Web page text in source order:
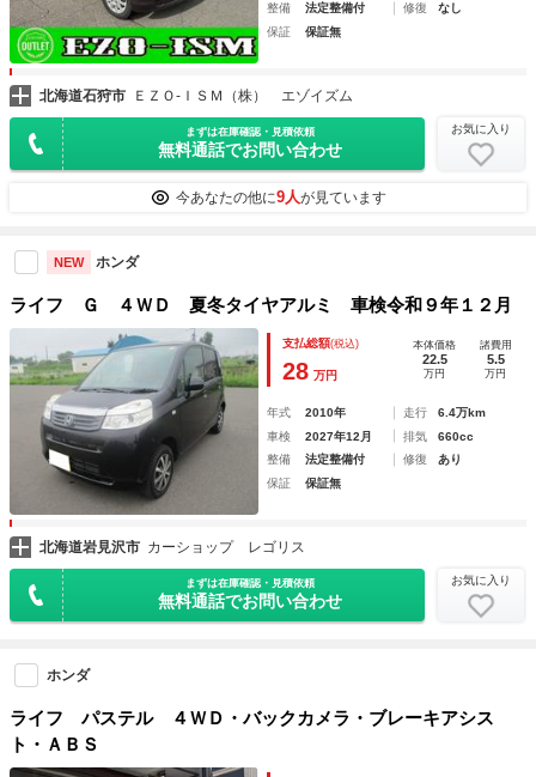
整備
法定整備付 修復
なし
保証
保証無
北海道石狩市 ＥＺＯ‐ＩＳＭ（株） エゾイズム
まずは在庫確認・見積依頼
無料通話でお問い合わせ
お気に入り
今あなたの他に9人が見ています
NEW ホンダ
ライフ Ｇ ４ＷＤ 夏冬タイヤアルミ 車検令和９年１２月
支払総額(税込)
28 万円
本体価格
22.5
万円
諸費用
5.5
万円
年式 2010年 走行
6.4万km
車検
2027年12月 排気
660cc
整備
法定整備付 修復
あり
保証
保証無
北海道岩見沢市 カーショップ レゴリス
まずは在庫確認・見積依頼
無料通話でお問い合わせ
お気に入り
ホンダ
ライフ パステル ４ＷＤ・バックカメラ・ブレーキアシス
ト・ＡＢＳ